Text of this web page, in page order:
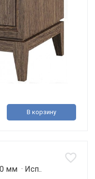
В корзину
мм · Исп..